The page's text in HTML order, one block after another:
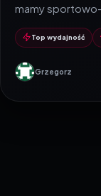
mamy
Top wydajność
Grzegorz